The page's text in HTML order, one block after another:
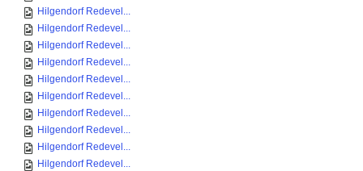
Hilgendorf Redevel...
Hilgendorf Redevel...
Hilgendorf Redevel...
Hilgendorf Redevel...
Hilgendorf Redevel...
Hilgendorf Redevel...
Hilgendorf Redevel...
Hilgendorf Redevel...
Hilgendorf Redevel...
Hilgendorf Redevel...